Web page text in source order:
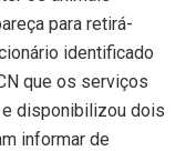
para retirá-
identificado
que os serviços
e disponibilizou dois
informar de